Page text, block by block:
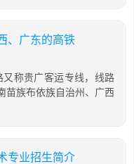
、广东的高铁
称贵广客运专线，线路
苗族布依族自治州、广西
专业招生简介